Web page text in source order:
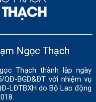
Ngọc Thạch
Thạch thành lập ngày
BGD&ĐT với nhiệm vụ
LĐTBXH do Bộ Lao động